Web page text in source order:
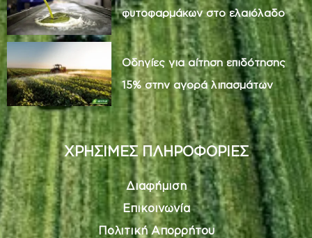
φυτοφαρμάκων στο ελαιόλαδο
Οδηγίες για αίτηση επιδότησης
15% στην αγορά λιπασμάτων
ΧΡΗΣΙΜΕΣ ΠΛΗΡΟΦΟΡΙΕΣ
Διαφήμιση
Επικοινωνία
Πολιτική Απορρήτου